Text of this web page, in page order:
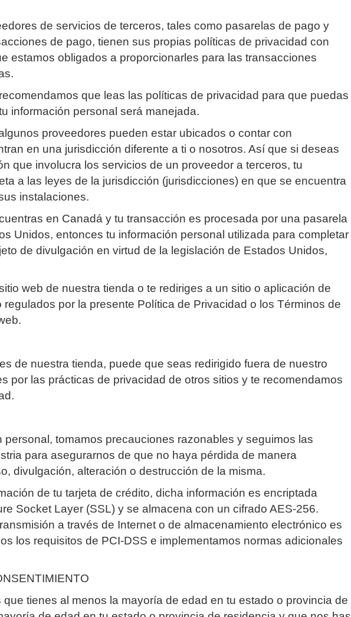
de servicios de terceros, tales como pasarelas de pago y
de pago, tienen sus propias políticas de privacidad con
estamos obligados a proporcionarles para las transacciones
que leas las políticas de privacidad para que puedas
información personal será manejada.
proveedores pueden estar ubicados o contar con
en una jurisdicción diferente a ti o nosotros. Así que si deseas
que involucra los servicios de un proveedor a terceros, tu
a las leyes de la jurisdicción (jurisdicciones) en que se encuentra
instalaciones.
en Canadá y tu transacción es procesada por una pasarela
Unidos, entonces tu información personal utilizada para completar
de divulgación en virtud de la legislación de Estados Unidos,
web de nuestra tienda o te rediriges a un sitio o aplicación de
por la presente Política de Privacidad o los Términos de
de nuestra tienda, puede que seas redirigido fuera de nuestro
por las prácticas de privacidad de otros sitios y te recomendamos
personal, tomamos precauciones razonables y seguimos las
para asegurarnos de que no haya pérdida de manera
divulgación, alteración o destrucción de la misma.
de tu tarjeta de crédito, dicha información es encriptada
Socket Layer (SSL) y se almacena con un cifrado AES-256.
a través de Internet o de almacenamiento electrónico es
los requisitos de PCI-DSS e implementamos normas adicionales
tienes al menos la mayoría de edad en tu estado o provincia de